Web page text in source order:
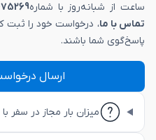
ساعت از شبانه‌روز با شماره75269-021
تماس با ما، درخواست خود را ثبت
پاسخ‌گوی شما باشند.
ارسال
میزان بار مجاز در سفر